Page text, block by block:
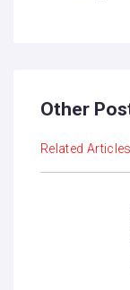
Other
Related Articles